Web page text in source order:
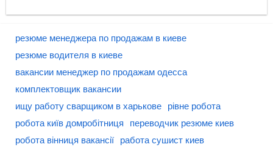
резюме менеджера по продажам в киеве
резюме водителя в киеве
вакансии менеджер по продажам одесса
комплектовщик вакансии
ищу работу сварщиком в харькове
рівне робота
робота київ домробітниця
переводчик резюме киев
робота вінниця вакансії
работа сушист киев